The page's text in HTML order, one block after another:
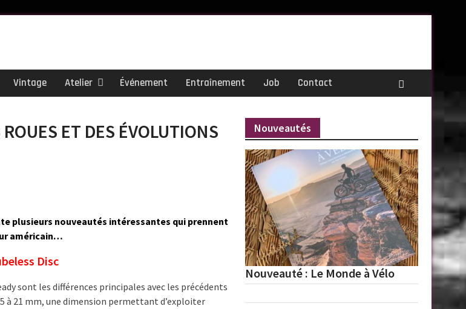
Vintage Atelier Événement Entraînement Job Contact
ET DES ÉVOLUTIONS
plusieurs nouveautés intéressantes qui prennent
américain…
Disc
sont les différences principales avec les précédents
à 21 mm, une dimension permettant d’exploiter
Nouveautés
Nouveauté : Le Monde à Vélo